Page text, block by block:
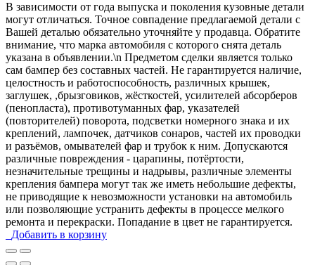
В зависимости от года выпуска и поколения кузовные детали
могут отличаться. Точное совпадение предлагаемой детали с
Вашей деталью обязательно уточняйте у продавца. Обратите
внимание, что марка автомобиля с которого снята деталь
указана в объявлении.\n Предметом сделки является только
сам бампер без составных частей. Не гарантируется наличие,
целостность и работоспособность, различных крышек,
заглушек, ,брызговиков, жёсткостей, усилителей абсорберов
(пенопласта), противотуманных фар, указателей
(повторителей) поворота, подсветки номерного знака и их
креплений, лампочек, датчиков сонаров, частей их проводки
и разъёмов, омывателей фар и трубок к ним. Допускаются
различные повреждения - царапины, потёртости,
незначительные трещины и надрывы, различные элементы
крепления бампера могут так же иметь небольшие дефекты,
не приводящие к невозможности установки на автомобиль
или позволяющие устранить дефекты в процессе мелкого
ремонта и перекраски. Попадание в цвет не гарантируется.
Добавить в корзину